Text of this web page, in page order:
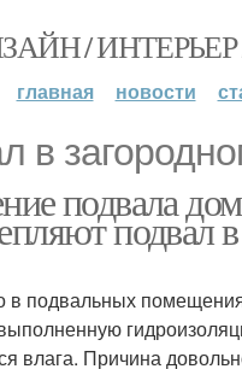
/
главная новости
в
подвала
подвал
в подвальных
влага. Причина